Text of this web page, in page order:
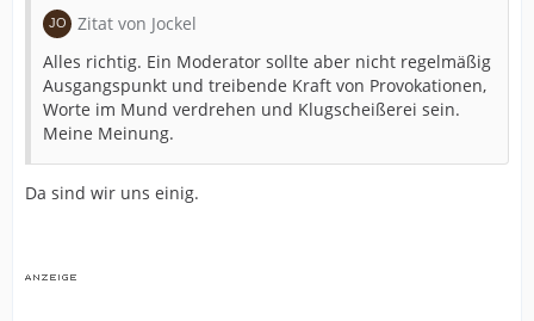
Zitat von Jockel
Alles richtig. Ein Moderator sollte aber nicht regelmäßig
Ausgangspunkt und treibende Kraft von Provokationen,
Worte im Mund verdrehen und Klugscheißerei sein.
Meine Meinung.
Da sind wir uns einig.